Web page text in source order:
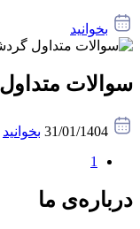
بخوانید
سوالات
بخوانید
1
درباره‌ی ما